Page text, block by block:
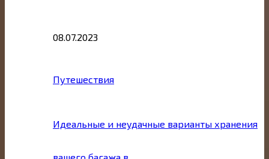
08.07.2023
Путешествия
Идеальные и неудачные варианты хранения